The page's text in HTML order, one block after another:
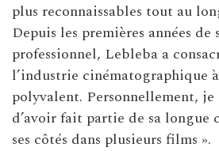
plus reconnaissables tout au
Depuis les premières années de
professionnel, Lebleba a
l’industrie cinématographique
polyvalent. Personnellement, je
d’avoir fait partie de sa longue
ses côtés dans plusieurs films ».